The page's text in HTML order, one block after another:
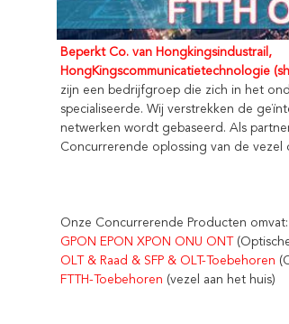
Beperkt Co. van Hongkingsindustrail,
HongKingscommunicatietechnologie
zijn een bedrijfgroep die zich in het
specialiseerde. Wij verstrekken de
netwerken wordt gebaseerd. Als
Concurrerende oplossing van de vezel
Onze Concurrerende Producten omvat:
GPON EPON XPON ONU ONT
OLT & Raad & SFP & OLT-Toebehoren
FTTH-Toebehoren (vezel aan het huis)